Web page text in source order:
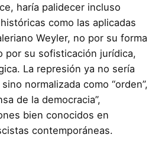
haría palidecer incluso
como las aplicadas
Weyler, no por su forma
por su sofisticación jurídica,
La represión ya no sería
normalizada como “orden”,
de la democracia”,
bien conocidos en
contemporáneas.